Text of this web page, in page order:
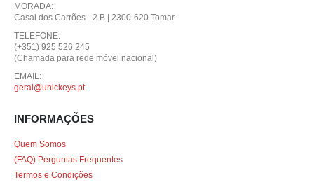
MORADA:
Casal dos Carrões - 2 B | 2300-620 Tomar
TELEFONE:
(+351) 925 526 245
(Chamada para rede móvel nacional)
EMAIL:
geral@unickeys.pt
INFORMAÇÕES
Quem Somos
(FAQ) Perguntas Frequentes
Termos e Condições